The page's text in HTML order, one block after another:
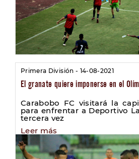
Primera División - 14-08-2021
El granate quiere imponerse en el
Carabobo FC visitará la
para enfrentar a Deportivo
tercera vez
Leer más